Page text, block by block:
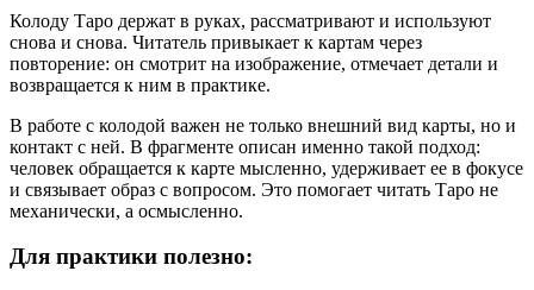
Колоду Таро держат в руках, рассматривают и используют
снова и снова. Читатель привыкает к картам через
повторение: он смотрит на изображение, отмечает детали и
возвращается к ним в практике.
В работе с колодой важен не только внешний вид карты, но и
контакт с ней. В фрагменте описан именно такой подход:
человек обращается к карте мысленно, удерживает ее в фокусе
и связывает образ с вопросом. Это помогает читать Таро не
механически, а осмысленно.
Для практики полезно: